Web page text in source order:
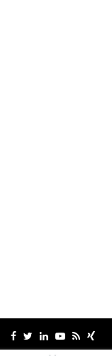
Facebook
TwitterLinkedinYoutube
RssXing